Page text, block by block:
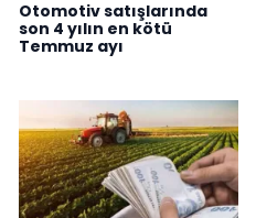
Otomotiv satışlarında
son 4 yılın en kötü
Temmuz ayı